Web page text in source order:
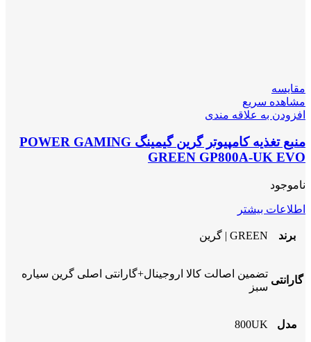
مقایسه
مشاهده سریع
افزودن به علاقه مندی
منبع تغذیه کامپیوتر گرین گیمینگ POWER GAMING
GREEN GP800A-UK EVO
ناموجود
اطلاعات بیشتر
برند GREEN | گرین
گارانتی
تضمین اصالت کالا اروجینال+گارانتی اصلی گرین سیاره
سبز
مدل 800UK